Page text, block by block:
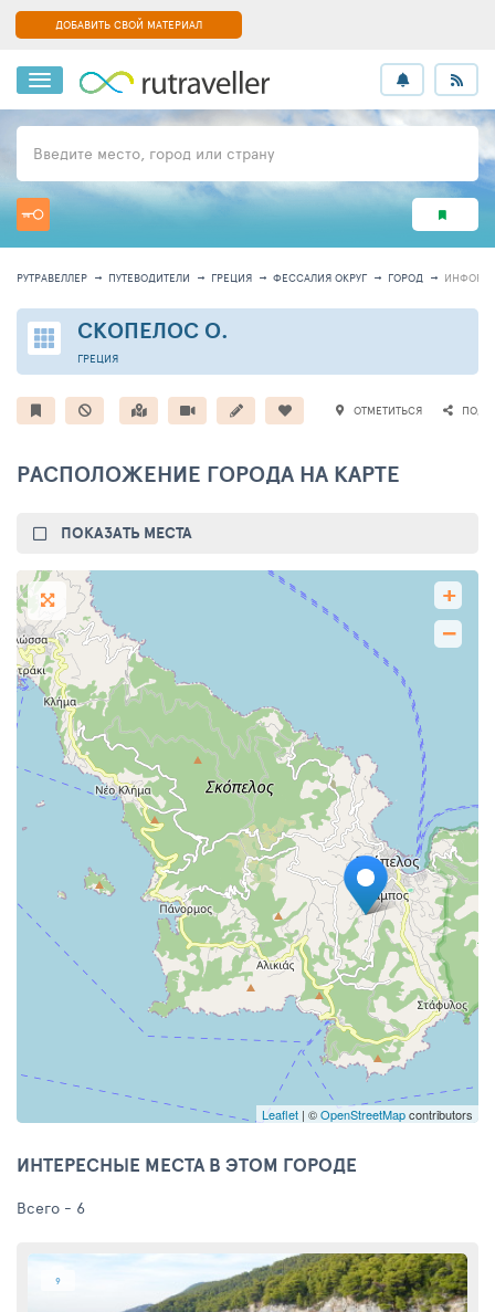
ДОБАВИТЬ СВОЙ МАТЕРИАЛ
Введите место, город или страну
РУТРАВЕЛЛЕР ПУТЕВОДИТЕЛИ ГРЕЦИЯ ФЕССАЛИЯ ОКРУГ ГОРОД
СКОПЕЛОС О.
ГРЕЦИЯ
ОТМЕТИТЬСЯ
РАСПОЛОЖЕНИЕ ГОРОДА НА КАРТЕ
ПОКАЗАТЬ МЕСТА
+
−
Leaflet | ©OpenStreetMapcontributors
ИНТЕРЕСНЫЕ МЕСТА В ЭТОМ ГОРОДЕ
Всего - 6
9